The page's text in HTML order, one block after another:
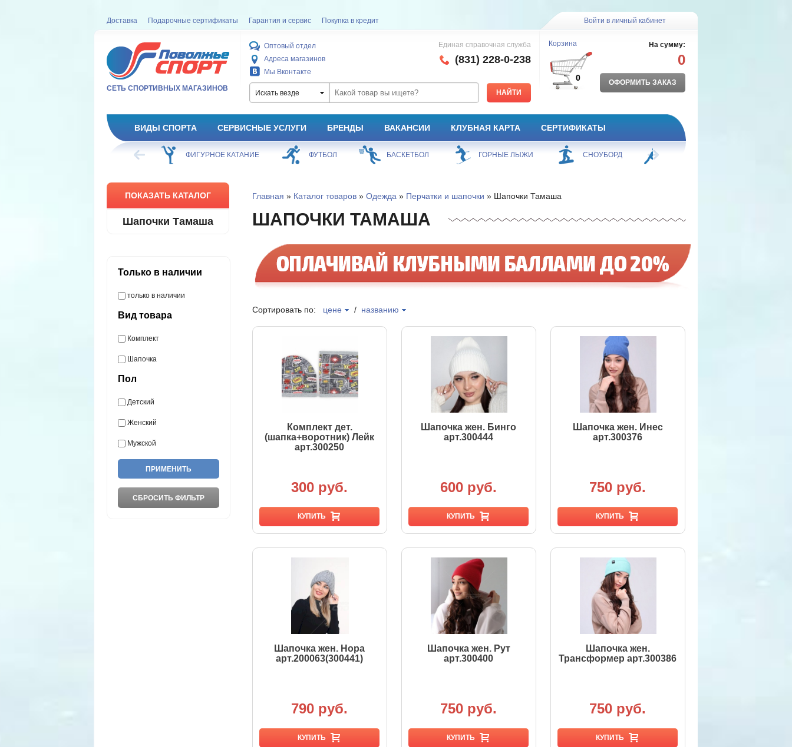
Доставка Подарочные сертификаты Гарантия и сервис Покупка в кредит Войти в личный кабинет
СЕТЬ СПОРТИВНЫХ МАГАЗИНОВ
Оптовый отдел
Адреса магазинов
Мы Вконтакте
Единая справочная служба
(831) 228-0-238
Искать везде
Корзина
0
На сумму:
0
ОФОРМИТЬ ЗАКАЗ
ВИДЫ СПОРТА СЕРВИСНЫЕ УСЛУГИ БРЕНДЫ ВАКАНСИИ КЛУБНАЯ КАРТА СЕРТИФИКАТЫ
ХОККЕЙ ФИГУРНОЕ КАТАНИЕ ФУТБОЛ БАСКЕТБОЛ ГОРНЫЕ ЛЫЖИ СНОУБОРД
ПОКАЗАТЬ КАТАЛОГ
Шапочки Тамаша
Только в наличии
только в наличии
Вид товара
Комплект
Шапочка
Пол
Детский
Женский
Мужской
Главная » Каталог товаров» Одежда » Перчатки и шапочки » Шапочки Тамаша
ШАПОЧКИ ТАМАША
Сортировать по: цене / названию
Комплект дет.
(шапка+воротник) Лейк
арт.300250
300 руб.
КУПИТЬ
Шапочка жен. Бинго
арт.300444
600 руб.
КУПИТЬ
Шапочка жен. Инес
арт.300376
750 руб.
КУПИТЬ
Шапочка жен. Нора
арт.200063(300441)
790 руб.
КУПИТЬ
Шапочка жен. Рут
арт.300400
750 руб.
КУПИТЬ
Шапочка жен.
Трансформер арт.300386
750 руб.
КУПИТЬ